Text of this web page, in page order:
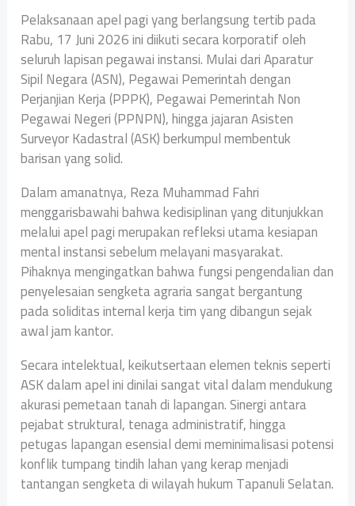
Pelaksanaan apel pagi yang berlangsung tertib pada
Rabu, 17 Juni 2026 ini diikuti secara korporatif oleh
seluruh lapisan pegawai instansi. Mulai dari Aparatur
Sipil Negara (ASN), Pegawai Pemerintah dengan
Perjanjian Kerja (PPPK), Pegawai Pemerintah Non
Pegawai Negeri (PPNPN), hingga jajaran Asisten
Surveyor Kadastral (ASK) berkumpul membentuk
barisan yang solid.
Dalam amanatnya, Reza Muhammad Fahri
menggarisbawahi bahwa kedisiplinan yang ditunjukkan
melalui apel pagi merupakan refleksi utama kesiapan
mental instansi sebelum melayani masyarakat.
Pihaknya mengingatkan bahwa fungsi pengendalian dan
penyelesaian sengketa agraria sangat bergantung
pada soliditas internal kerja tim yang dibangun sejak
awal jam kantor.
Secara intelektual, keikutsertaan elemen teknis seperti
ASK dalam apel ini dinilai sangat vital dalam mendukung
akurasi pemetaan tanah di lapangan. Sinergi antara
pejabat struktural, tenaga administratif, hingga
petugas lapangan esensial demi meminimalisasi potensi
konflik tumpang tindih lahan yang kerap menjadi
tantangan sengketa di wilayah hukum Tapanuli Selatan.